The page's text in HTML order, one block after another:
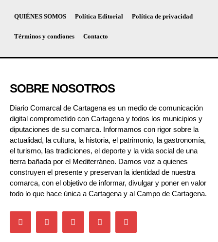
QUIÉNES SOMOS Política Editorial Política de privacidad
Términos y condiones Contacto
SOBRE NOSOTROS
Diario Comarcal de Cartagena es un medio de comunicación
digital comprometido con Cartagena y todos los municipios y
diputaciones de su comarca. Informamos con rigor sobre la
actualidad, la cultura, la historia, el patrimonio, la gastronomía,
el turismo, las tradiciones, el deporte y la vida social de una
tierra bañada por el Mediterráneo. Damos voz a quienes
construyen el presente y preservan la identidad de nuestra
comarca, con el objetivo de informar, divulgar y poner en valor
todo lo que hace única a Cartagena y al Campo de Cartagena.